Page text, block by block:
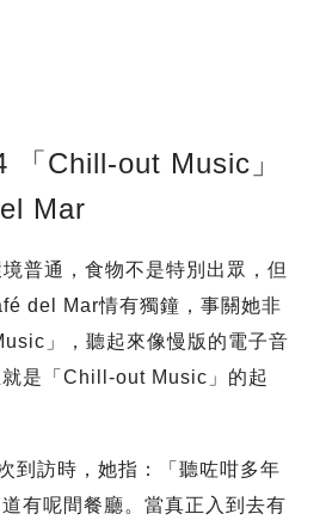
「Chill-out Music」
Mar
普通，食物不是特別出眾，但
del Mar情有獨鐘，事關她非
」，聽起來像慢版的電子音
是「Chill-out Music」的起
到訪時，她指：「聽咗咁多年
有呢間餐廳。當真正入到去有